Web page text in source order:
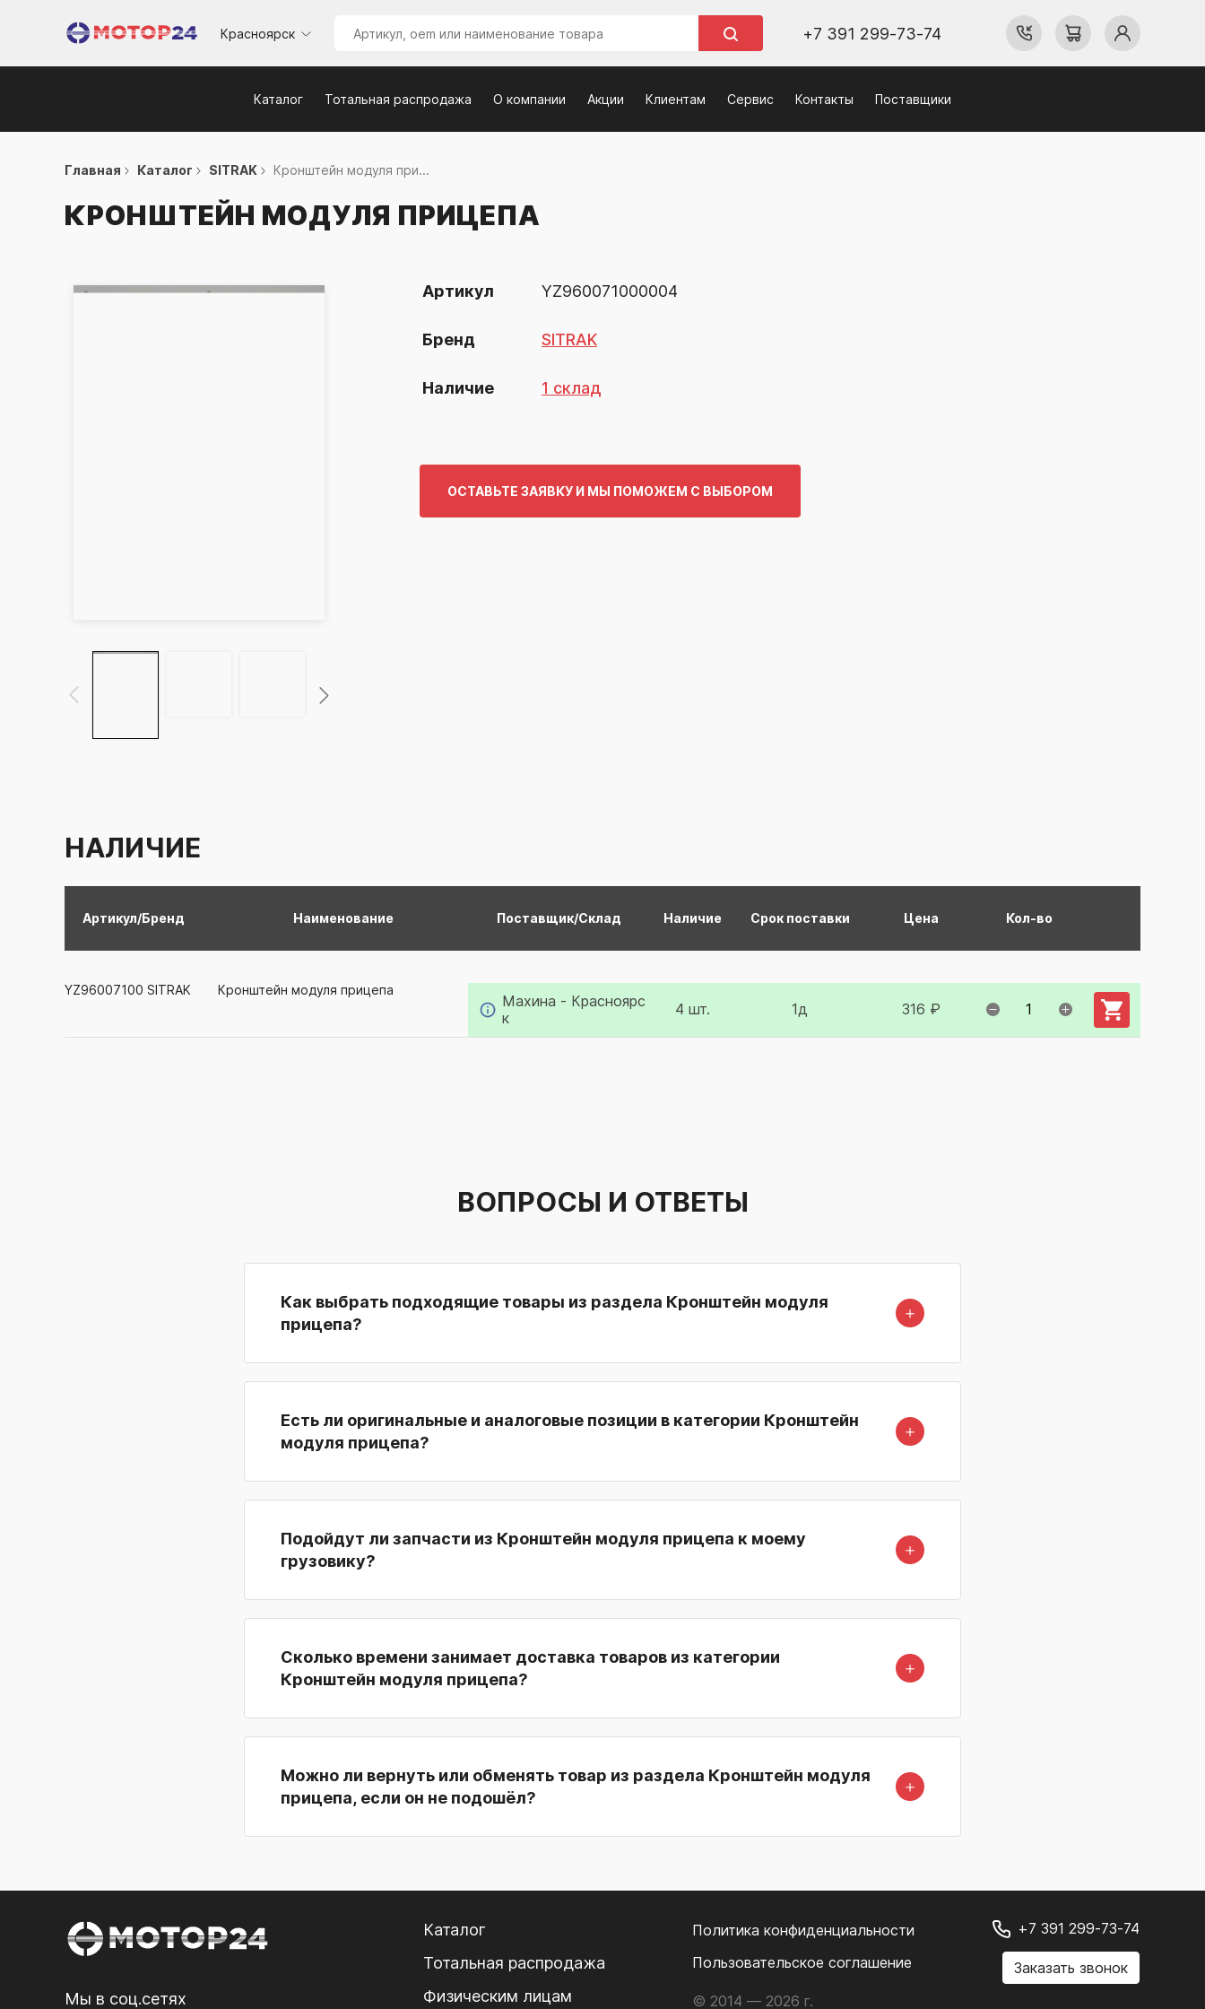
Красноярск +7 391 299-73-74
Каталог Тотальная распродажа О компании Акции Клиентам Сервис Контакты Поставщики
Главная Каталог SITRAK Кронштейн модуля при...
КРОНШТЕЙН МОДУЛЯ ПРИЦЕПА
Артикул YZ960071000004
Бренд SITRAK
Наличие 1 склад
ОСТАВЬТЕ ЗАЯВКУ И МЫ ПОМОЖЕМ С ВЫБОРОМ
НАЛИЧИЕ
Артикул/Бренд Наименование Поставщик/Склад Наличие Срок поставки Цена Кол-во
YZ96007100 SITRAK Кронштейн модуля прицепа
Махина - Красноярс
к
4 шт. 1д 316 ₽
ВОПРОСЫ И ОТВЕТЫ
Как выбрать подходящие товары из раздела Кронштейн модуля
прицепа?
＋
Есть ли оригинальные и аналоговые позиции в категории Кронштейн
модуля прицепа?
＋
Подойдут ли запчасти из Кронштейн модуля прицепа к моему
грузовику?
＋
Сколько времени занимает доставка товаров из категории
Кронштейн модуля прицепа?
＋
Можно ли вернуть или обменять товар из раздела Кронштейн модуля
прицепа, если он не подошёл?
＋
Мы в соц.сетях
Каталог
Тотальная распродажа
Физическим лицам
Политика конфиденциальности
Пользовательское соглашение
© 2014 — 2026 г.
+7 391 299-73-74
Заказать звонок